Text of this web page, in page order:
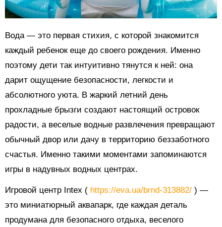
Вода — это первая стихия, с которой знакомится
каждый ребенок еще до своего рождения. Именно
поэтому дети так интуитивно тянутся к ней: она
дарит ощущение безопасности, легкости и
абсолютного уюта. В жаркий летний день
прохладные брызги создают настоящий островок
радости, а веселые водные развлечения превращают
обычный двор или дачу в территорию беззаботного
счастья. Именно такими моментами запоминаются
игры в надувных водных центрах.
Игровой центр Intex ( https://eva.ua/brnd-313882/ ) —
это миниатюрный аквапарк, где каждая деталь
продумана для безопасного отдыха, веселого